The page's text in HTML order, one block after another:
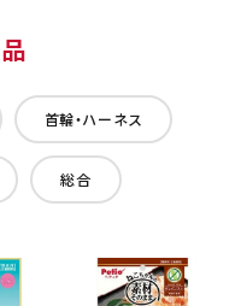
首輪・ハーネス
総合